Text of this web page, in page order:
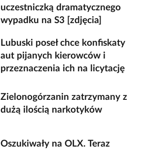
uczestniczką dramatycznego
wypadku na S3 [zdjęcia]
Lubuski poseł chce konfiskaty
aut pijanych kierowców i
przeznaczenia ich na licytację
Zielonogórzanin zatrzymany z
dużą ilością narkotyków
Oszukiwały na OLX. Teraz